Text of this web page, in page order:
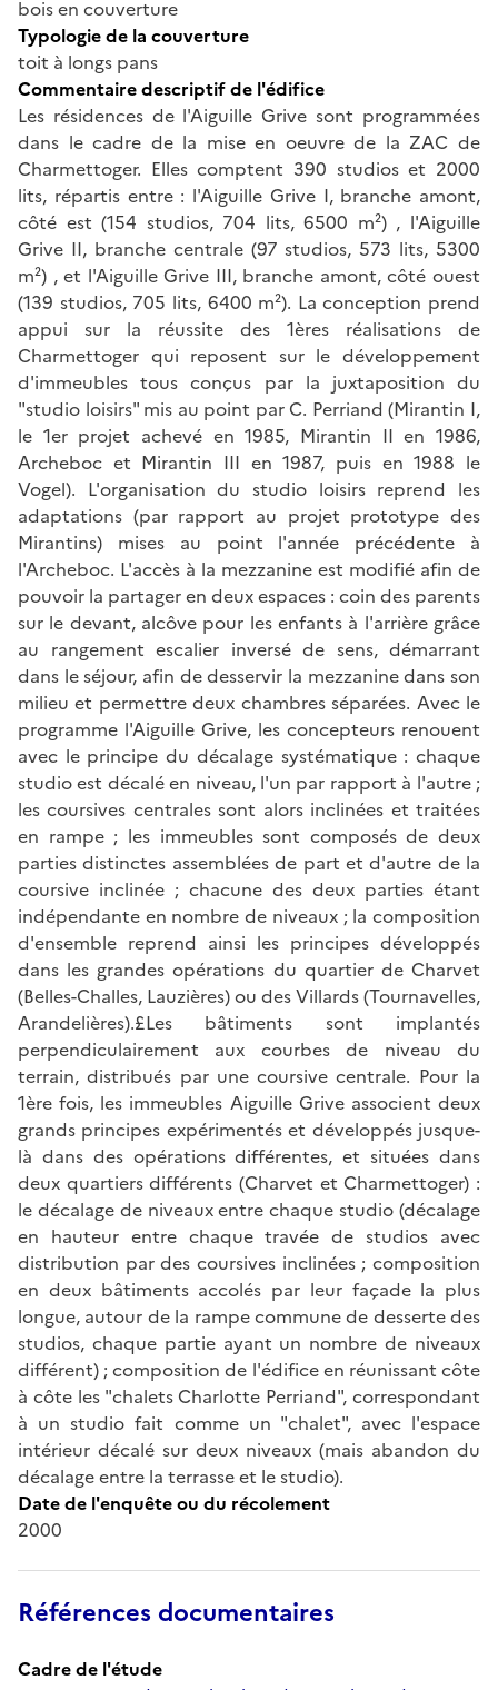
bois en couverture
Typologie de la couverture
toit à longs pans
Commentaire descriptif de l'édifice
Les résidences de l'Aiguille Grive sont programmées
dans le cadre de la mise en oeuvre de la ZAC de
Charmettoger. Elles comptent 390 studios et 2000
lits, répartis entre : l'Aiguille Grive I, branche amont,
côté est (154 studios, 704 lits, 6500 m²) , l'Aiguille
Grive II, branche centrale (97 studios, 573 lits, 5300
m²) , et l'Aiguille Grive III, branche amont, côté ouest
(139 studios, 705 lits, 6400 m²). La conception prend
appui sur la réussite des 1ères réalisations de
Charmettoger qui reposent sur le développement
d'immeubles tous conçus par la juxtaposition du
"studio loisirs" mis au point par C. Perriand (Mirantin I,
le 1er projet achevé en 1985, Mirantin II en 1986,
Archeboc et Mirantin III en 1987, puis en 1988 le
Vogel). L'organisation du studio loisirs reprend les
adaptations (par rapport au projet prototype des
Mirantins) mises au point l'année précédente à
l'Archeboc. L'accès à la mezzanine est modifié afin de
pouvoir la partager en deux espaces : coin des parents
sur le devant, alcôve pour les enfants à l'arrière grâce
au rangement escalier inversé de sens, démarrant
dans le séjour, afin de desservir la mezzanine dans son
milieu et permettre deux chambres séparées. Avec le
programme l'Aiguille Grive, les concepteurs renouent
avec le principe du décalage systématique : chaque
studio est décalé en niveau, l'un par rapport à l'autre ;
les coursives centrales sont alors inclinées et traitées
en rampe ; les immeubles sont composés de deux
parties distinctes assemblées de part et d'autre de la
coursive inclinée ; chacune des deux parties étant
indépendante en nombre de niveaux ; la composition
d'ensemble reprend ainsi les principes développés
dans les grandes opérations du quartier de Charvet
(Belles-Challes, Lauzières) ou des Villards (Tournavelles,
Arandelières).£Les bâtiments sont implantés
perpendiculairement aux courbes de niveau du
terrain, distribués par une coursive centrale. Pour la
1ère fois, les immeubles Aiguille Grive associent deux
grands principes expérimentés et développés jusque-
là dans des opérations différentes, et situées dans
deux quartiers différents (Charvet et Charmettoger) :
le décalage de niveaux entre chaque studio (décalage
en hauteur entre chaque travée de studios avec
distribution par des coursives inclinées ; composition
en deux bâtiments accolés par leur façade la plus
longue, autour de la rampe commune de desserte des
studios, chaque partie ayant un nombre de niveaux
différent) ; composition de l'édifice en réunissant côte
à côte les "chalets Charlotte Perriand", correspondant
à un studio fait comme un "chalet", avec l'espace
intérieur décalé sur deux niveaux (mais abandon du
décalage entre la terrasse et le studio).
Date de l'enquête ou du récolement
2000
Références documentaires
Cadre de l'étude